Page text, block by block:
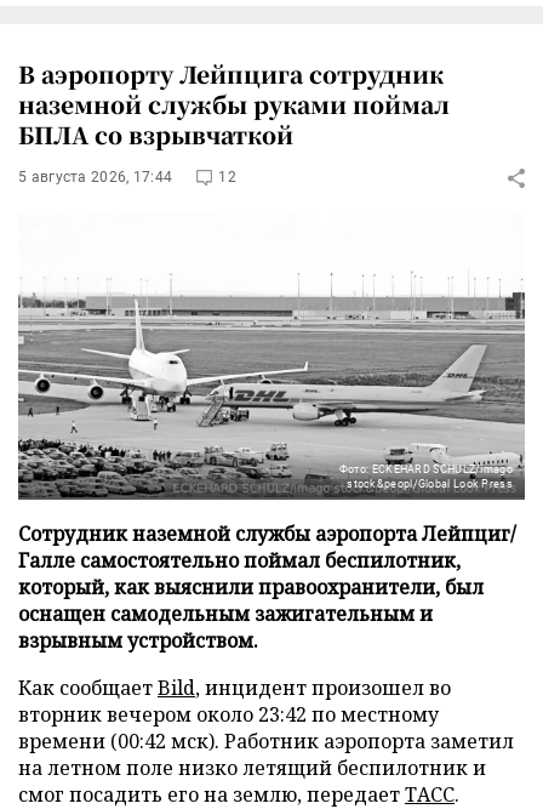
В аэропорту Лейпцига сотрудник
наземной службы руками поймал
БПЛА со взрывчаткой
5 августа 2026, 17:44 12
Фото: ECKEHARD SCHULZ/imago
stock&peopl/Global Look Press
Сотрудник наземной службы аэропорта Лейпциг/
Галле самостоятельно поймал беспилотник,
который, как выяснили правоохранители, был
оснащен самодельным зажигательным и
взрывным устройством.
Как сообщаетBild, инцидент произошел во
вторник вечером около 23:42 по местному
времени (00:42 мск). Работник аэропорта заметил
на летном поле низко летящий беспилотник и
смог посадить его на землю, передаетТАСС.